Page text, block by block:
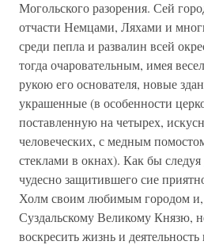
Могольского разорения. Сей
отчасти Немцами, Ляхами и
среди пепла и развалин всей
тогда очаровательным, имея
рукою его основателя, новые
украшенные (в особенности
поставленную на четырех,
человеческих, с медным
стеклами в окнах). Как бы
чудесно защитившего сие
Холм своим любимым городом и,
Суздальскому Великому Князю,
воскресить жизнь и